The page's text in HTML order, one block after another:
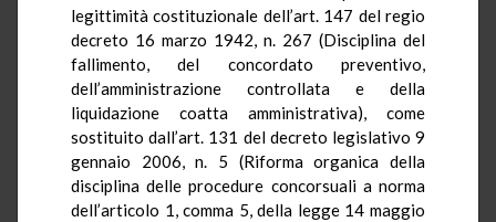
legittimità costituzionale dell’art. 147 del regio
decreto 16 marzo 1942, n. 267 (Disciplina del
fallimento, del concordato preventivo,
dell’amministrazione controllata e della
liquidazione coatta amministrativa), come
sostituito dall’art. 131 del decreto legislativo 9
gennaio 2006, n. 5 (Riforma organica della
disciplina delle procedure concorsuali a norma
dell’articolo 1, comma 5, della legge 14 maggio